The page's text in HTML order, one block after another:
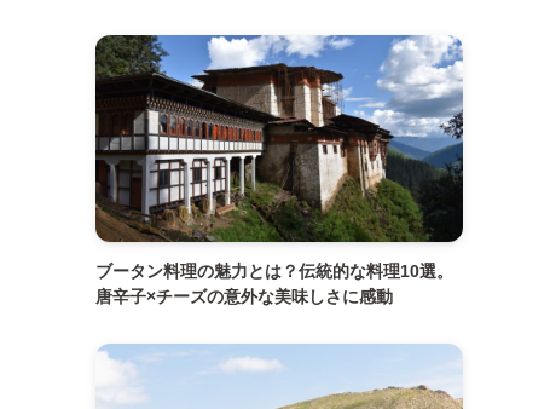
ブータン料理の魅力とは？伝統的な料理10選。
唐辛子×チーズの意外な美味しさに感動